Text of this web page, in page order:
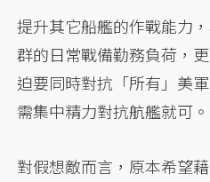
提升其它船艦的作戰能力
群的日常戰備勤務負荷，
迫要同時對抗「所有」美
需集中精力對抗航艦就可。
對假想敵而言，原本希望